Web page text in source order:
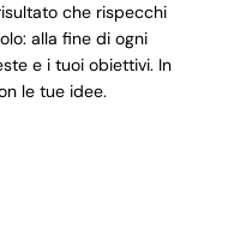
che rispecchi
alla fine di ogni
e i tuoi obiettivi. In
le tue idee.